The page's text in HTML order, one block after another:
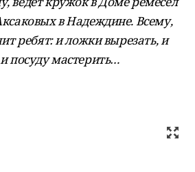
в Надеждине. Всему,
ребят: и ложки вырезать, и
посуду мастерить…